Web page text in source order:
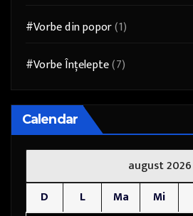
#Vorbe din popor(1)
#Vorbe Înțelepte(7)
Calendar
august 2026
D
L Ma Mi